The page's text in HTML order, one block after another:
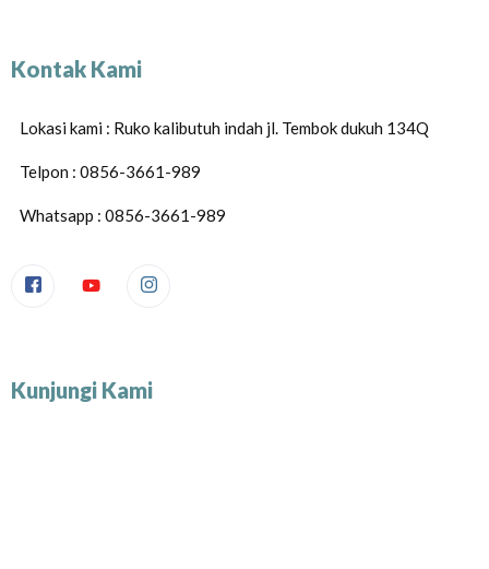
Kontak Kami
Lokasi kami : Ruko kalibutuh indah jl. Tembok dukuh 134Q
Telpon : 0856-3661-989
Whatsapp : 0856-3661-989
Kunjungi Kami